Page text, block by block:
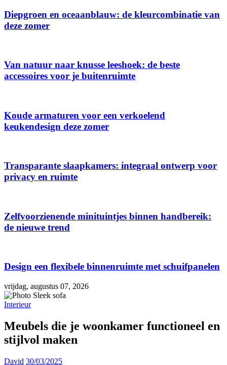
Diepgroen en oceaanblauw: de kleurcombinatie van
deze zomer
Van natuur naar knusse leeshoek: de beste
accessoires voor je buitenruimte
Koude armaturen voor een verkoelend
keukendesign deze zomer
Transparante slaapkamers: integraal ontwerp voor
privacy en ruimte
Zelfvoorzienende minituintjes binnen handbereik:
de nieuwe trend
Design een flexibele binnenruimte met schuifpanelen
vrijdag, augustus 07, 2026
Interieur
Meubels die je woonkamer functioneel en
stijlvol maken
David 30/03/2025